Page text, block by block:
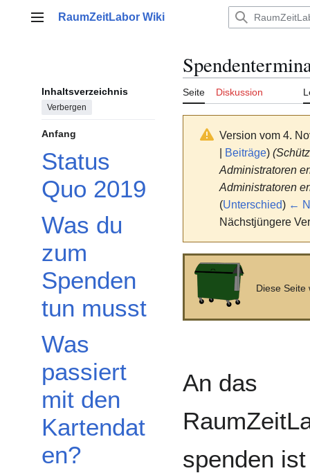
Hauptmenü
RaumZeitLabor Wiki
Inhaltsverzeichnis
Verbergen
Anfang
Status
Quo 2019
Was du
zum
Spenden
tun musst
Was
passiert
mit den
Kartendat
en?
Seite Diskussion
Version vom 4.
| Beiträge)
Administratoren
Administratoren
(Unterschied) ←
Nächstjüngere
Diese Seite
An das
spenden